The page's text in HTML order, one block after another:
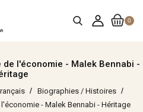
0
de l'économie - Malek Bennabi -
Biographies / Histoires
- Malek Bennabi - Héritage